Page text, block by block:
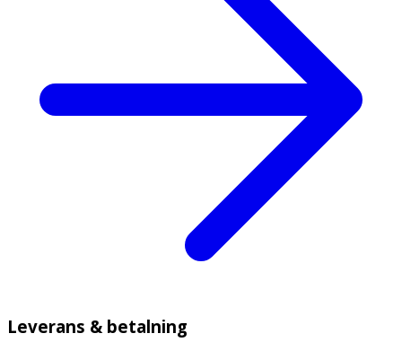
Leverans & betalning